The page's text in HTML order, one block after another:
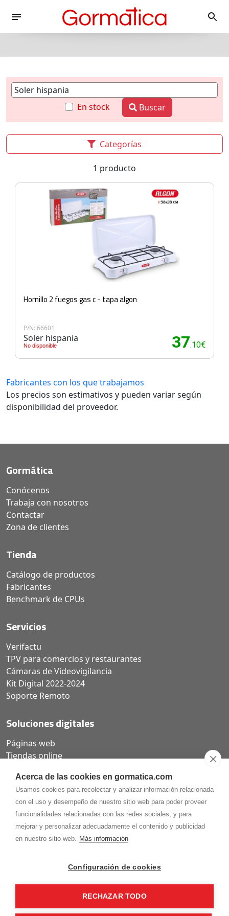
Acerca de las cookies en gormatica.com
Usamos cookies para recolectar y analizar información relacionada
con el uso y desempeño de nuestro sitio web para poder proveer
funcionalidades relacionadas con las redes sociales, y para
mejorar y personalizar adecuadamente el contenido y publicidad
en nuestro sitio web. Más información
Configuración de cookies
RECHAZAR TODO
En stock Buscar
Categorías
1 producto
Hornillo 2 fuegos gas c - tapa algon
P/N: 66601
Soler hispania
No disponible 37.10€
Fabricantes con los que trabajamos
Los precios son estimativos y pueden variar según
disponibilidad del proveedor.
Gormática
Conócenos
Trabaja con nosotros
Contactar
Zona de clientes
Tienda
Catálogo de productos
Fabricantes
Benchmark de CPUs
Servicios
Verifactu
TPV para comercios y restaurantes
Cámaras de Videovigilancia
Kit Digital 2022-2024
Soporte Remoto
Soluciones digitales
Páginas web
Tiendas online
975.368.262
Aviso Legal Política de privacidad
Gormaz Informática S.L.C/ Soria, 2 - El Burgo de Osma (Soria)
¡Síguenos en nuestras redes!